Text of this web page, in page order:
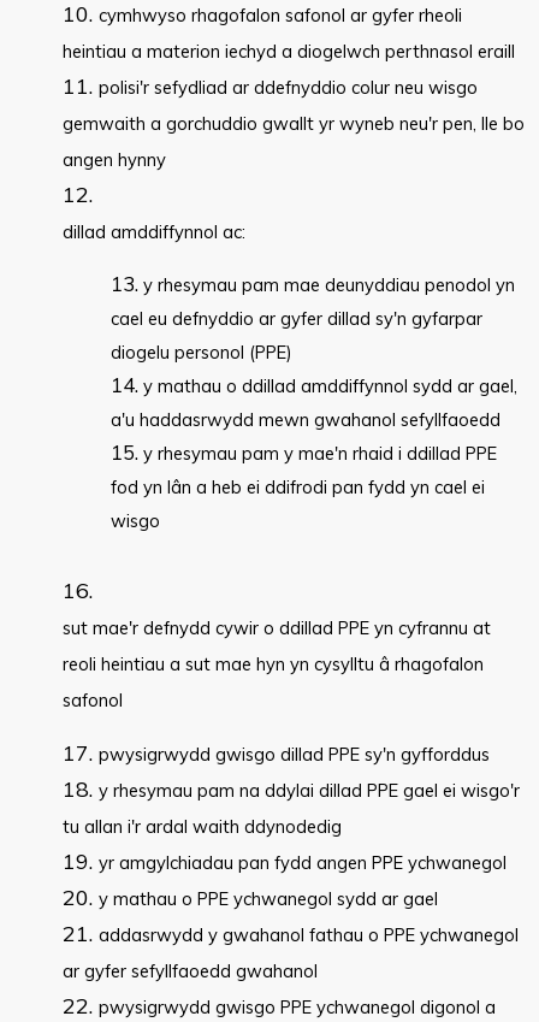
cymhwyso rhagofalon safonol ar gyfer rheoli
heintiau a materion iechyd a diogelwch perthnasol eraill
polisi'r sefydliad ar ddefnyddio colur neu wisgo
gemwaith a gorchuddio gwallt yr wyneb neu'r pen, lle bo
angen hynny
dillad amddiffynnol ac:
y rhesymau pam mae deunyddiau penodol yn
cael eu defnyddio ar gyfer dillad sy'n gyfarpar
diogelu personol (PPE)
y mathau o ddillad amddiffynnol sydd ar gael,
a'u haddasrwydd mewn gwahanol sefyllfaoedd
y rhesymau pam y mae'n rhaid i ddillad PPE
fod yn lân a heb ei ddifrodi pan fydd yn cael ei
wisgo
sut mae'r defnydd cywir o ddillad PPE yn cyfrannu at
reoli heintiau a sut mae hyn yn cysylltu â rhagofalon
safonol
pwysigrwydd gwisgo dillad PPE sy'n gyfforddus
y rhesymau pam na ddylai dillad PPE gael ei wisgo'r
tu allan i'r ardal waith ddynodedig
yr amgylchiadau pan fydd angen PPE ychwanegol
y mathau o PPE ychwanegol sydd ar gael
addasrwydd y gwahanol fathau o PPE ychwanegol
ar gyfer sefyllfaoedd gwahanol
pwysigrwydd gwisgo PPE ychwanegol digonol a